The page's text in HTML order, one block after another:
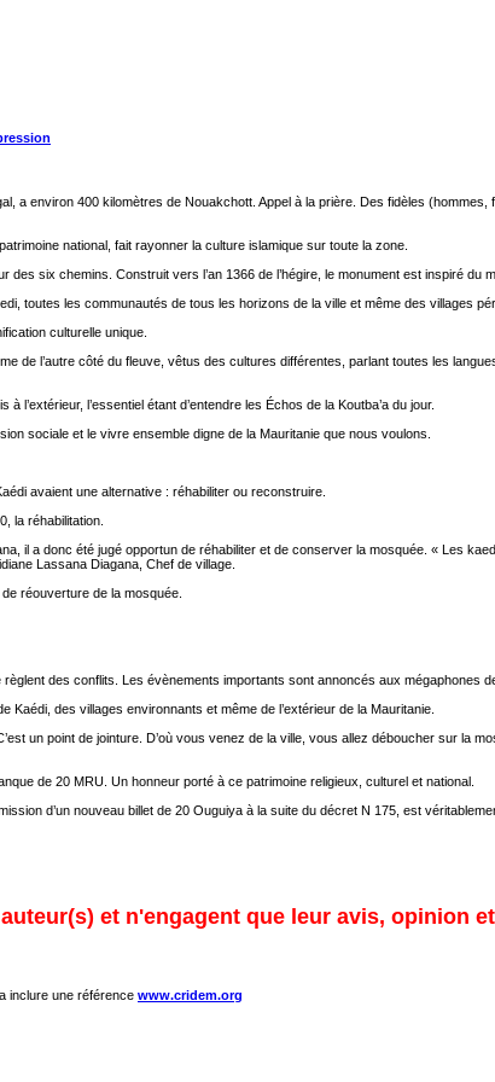
a environ 400 kilomètres de Nouakchott. Appel à la prière. Des fidèles
national, fait rayonner la culture islamique sur toute la zone.
six chemins. Construit vers l’an 1366 de l’hégire, le monument est inspiré du
toutes les communautés de tous les horizons de la ville et même des villages
culturelle unique.
de l’autre côté du fleuve, vêtus des cultures différentes, parlant toutes les
l’extérieur, l’essentiel étant d’entendre les Échos de la Koutba’a du jour.
sociale et le vivre ensemble digne de la Mauritanie que nous voulons.
avaient une alternative : réhabiliter ou reconstruire.
la réhabilitation.
il a donc été jugé opportun de réhabiliter et de conserver la mosquée. « Les
Lassana Diagana, Chef de village.
réouverture de la mosquée.
des conflits. Les évènements importants sont annoncés aux mégaphones
Kaédi, des villages environnants et même de l’extérieur de la Mauritanie.
un point de jointure. D’où vous venez de la ville, vous allez déboucher sur la
de 20 MRU. Un honneur porté à ce patrimoine religieux, culturel et national.
d’un nouveau billet de 20 Ouguiya à la suite du décret N 175, est
et n'engagent que leur avis, opinion
inclure une référence www.cridem.org